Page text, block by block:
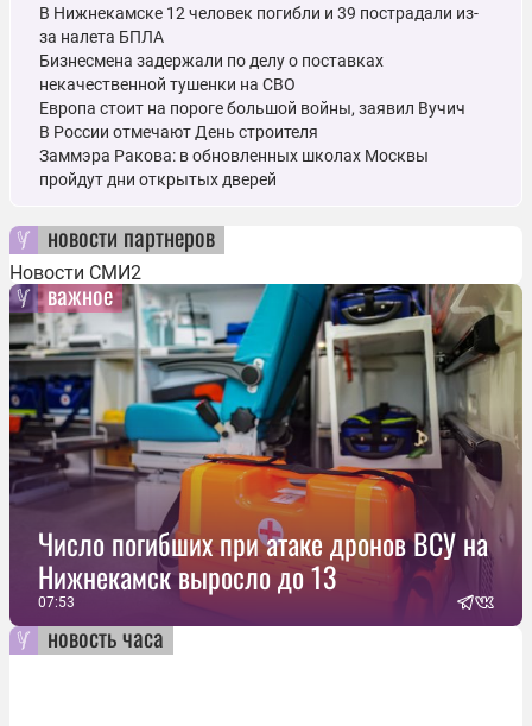
В Нижнекамске 12 человек погибли и 39 пострадали из-
за налета БПЛА
Бизнесмена задержали по делу о поставках
некачественной тушенки на СВО
Европа стоит на пороге большой войны, заявил Вучич
В России отмечают День строителя
Заммэра Ракова: в обновленных школах Москвы
пройдут дни открытых дверей
новости партнеров
Новости СМИ2
важное
Число погибших при атаке дронов ВСУ на
Нижнекамск выросло до 13
07:53
новость часа